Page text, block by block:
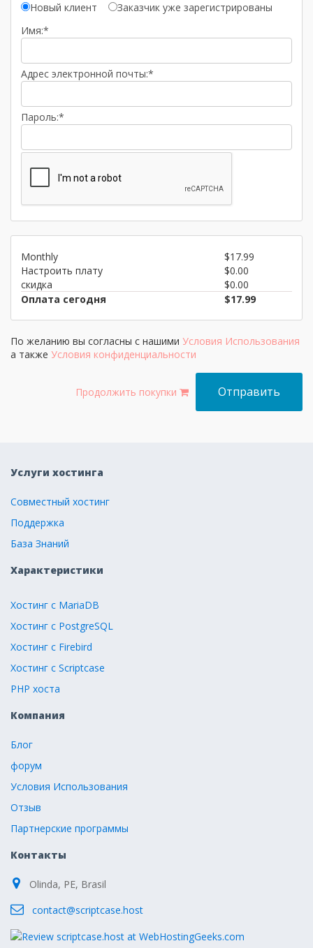
Новый клиент
Заказчик уже зарегистрированы
Имя:*
Адрес электронной почты:*
Пароль:*
Monthly
$17.99
Настроить плату
$0.00
скидка
$0.00
Оплата сегодня
$17.99
По желанию вы согласны с нашими Условия Использования
а также Условия конфиденциальности
Продолжить покупки
Услуги хостинга
Совместный хостинг
Поддержка
База Знаний
Характеристики
Хостинг с MariaDB
Хостинг с PostgreSQL
Хостинг с Firebird
Хостинг с Scriptcase
PHP хоста
Компания
Блог
форум
Условия Использования
Отзыв
Партнерские программы
Контакты
Olinda, PE, Brasil
contact@scriptcase.host